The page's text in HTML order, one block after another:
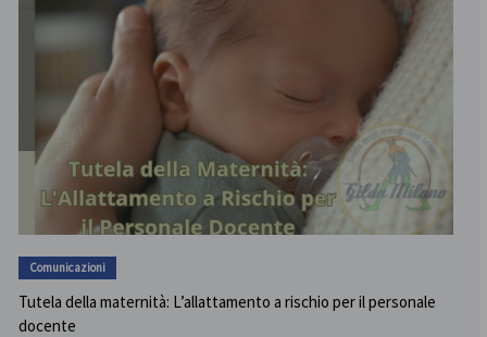
Comunicazioni
Tutela della maternità: L’allattamento a rischio per il personale
docente